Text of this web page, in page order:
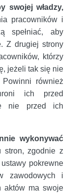
swojej władzy,
pracowników i
spełniać, aby
Z drugiej strony
którzy
jeżeli tak się nie
również
ich przed
nie przed ich
wykonywać
zgodnie z
pokrewne
zawodowych i
aktów ma swoje